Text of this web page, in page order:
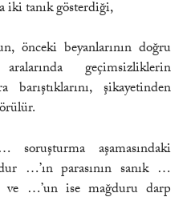
tanık gösterdiği,
önceki beyanlarının doğru
geçimsizliklerin
şikayetinden
aşamasındaki
…’ın parasının sanık …
ve …’un ise mağduru darp